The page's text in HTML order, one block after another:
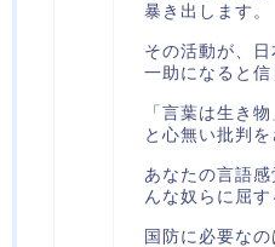
暴き出します。
その活動が、
一助になると信
「言葉は生き
と心無い批判を
あなたの言語
んな奴らに屈す
国防に必要な